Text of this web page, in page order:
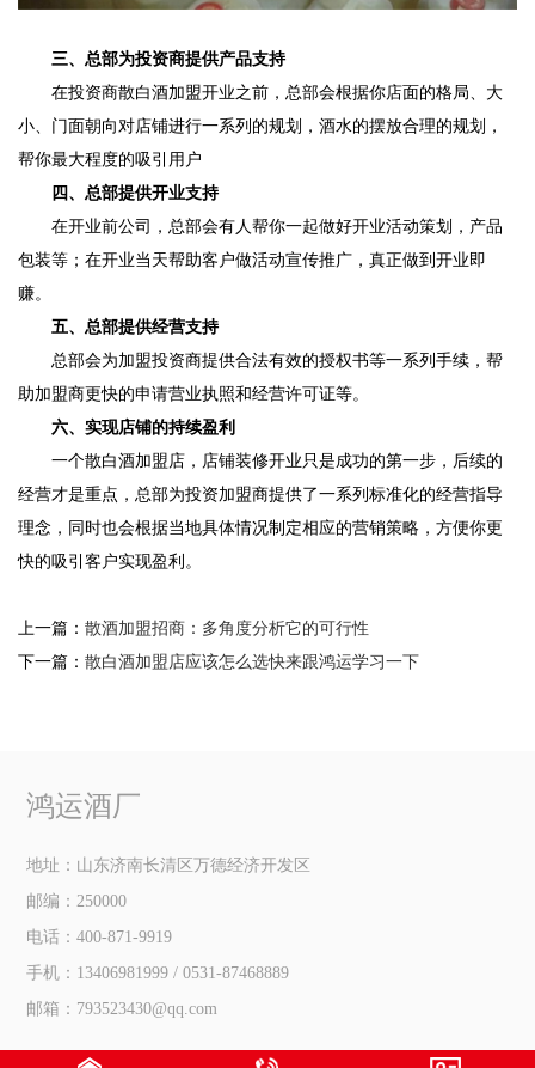
三、总部为投资商提供产品支持
在投资商散白酒加盟开业之前，总部会根据你店面的格局、大
小、门面朝向对店铺进行一系列的规划，酒水的摆放合理的规划，
帮你最大程度的吸引用户
四、总部提供开业支持
在开业前公司，总部会有人帮你一起做好开业活动策划，产品
包装等；在开业当天帮助客户做活动宣传推广，真正做到开业即
赚。
五、总部提供经营支持
总部会为加盟投资商提供合法有效的授权书等一系列手续，帮
助加盟商更快的申请营业执照和经营许可证等。
六、实现店铺的持续盈利
一个散白酒加盟店，店铺装修开业只是成功的第一步，后续的
经营才是重点，总部为投资加盟商提供了一系列标准化的经营指导
理念，同时也会根据当地具体情况制定相应的营销策略，方便你更
快的吸引客户实现盈利。
上一篇： 散酒加盟招商：多角度分析它的可行性
下一篇： 散白酒加盟店应该怎么选快来跟鸿运学习一下
鸿运酒厂
地址：山东济南长清区万德经济开发区
邮编：250000
电话：400-871-9919
手机：13406981999 / 0531-87468889
邮箱：793523430@qq.com